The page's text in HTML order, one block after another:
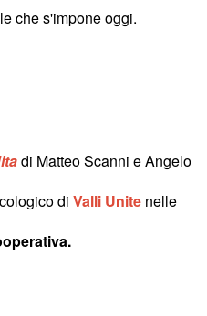
che s'impone oggi.
di Matteo Scanni e Angelo
di Valli Unite nelle